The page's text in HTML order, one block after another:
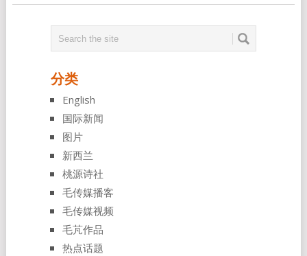
分类
English
国际新闻
图片
新西兰
桃源诗社
毛传媒播客
毛传媒视频
毛芃作品
热点话题